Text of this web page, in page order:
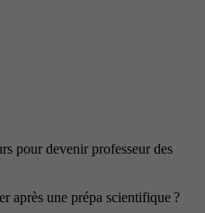
pour devenir professeur des
après une prépa scientifique ?